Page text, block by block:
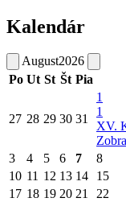
Kalendár
August2026
Po Ut St Št Pia
27 28 29 30 31
1
1
XV.
3 4 5 6 7 8
10 11 12 13 14 15
17 18 19 20 21 22